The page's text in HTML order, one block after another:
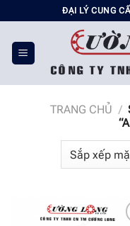
đến
nội
dung
ĐẠI LÝ CUNG
TRANG CHỦ /